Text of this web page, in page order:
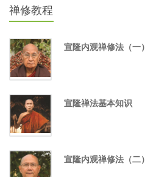
禅修教程
宣隆内观禅修法（一）
宣隆禅法基本知识
宣隆内观禅修法（二）